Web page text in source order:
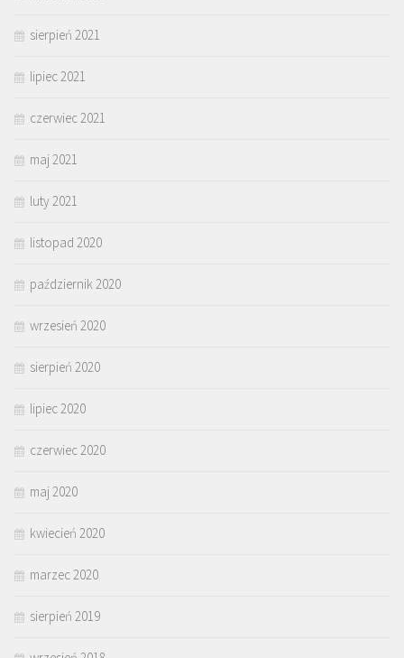
sierpień 2021
lipiec 2021
czerwiec 2021
maj 2021
luty 2021
listopad 2020
październik 2020
wrzesień 2020
sierpień 2020
lipiec 2020
czerwiec 2020
maj 2020
kwiecień 2020
marzec 2020
sierpień 2019